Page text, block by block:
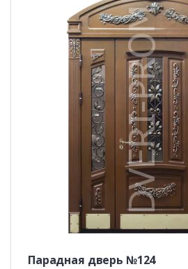
Парадная дверь №124